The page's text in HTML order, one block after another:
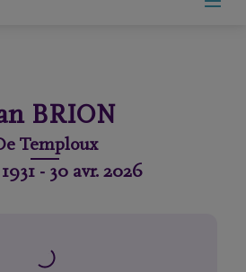
BRION
Temploux
- 30 avr. 2026